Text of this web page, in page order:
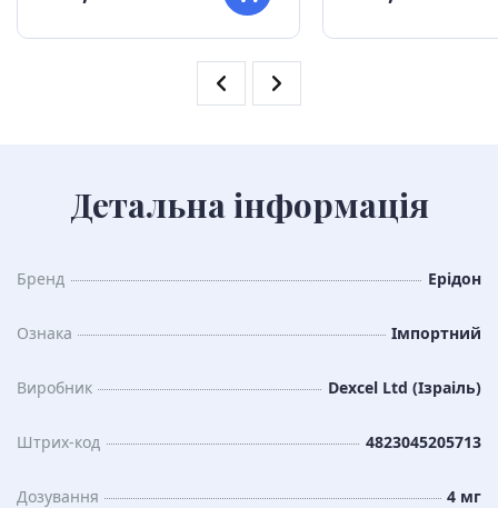
Детальна інформація
Бренд Ерідон
Ознака Імпортний
Виробник Dexcel Ltd (Ізраіль)
Штрих-код 4823045205713
Дозування 4 мг